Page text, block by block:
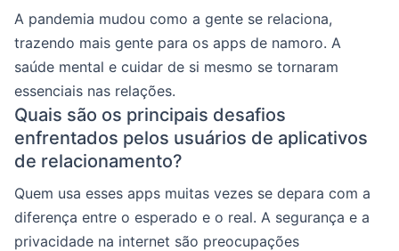
A pandemia mudou como a gente se relaciona,
trazendo mais gente para os apps de namoro. A
saúde mental e cuidar de si mesmo se tornaram
essenciais nas relações.
Quais são os principais desafios
enfrentados pelos usuários de aplicativos
de relacionamento?
Quem usa esses apps muitas vezes se depara com a
diferença entre o esperado e o real. A segurança e a
privacidade na internet são preocupações